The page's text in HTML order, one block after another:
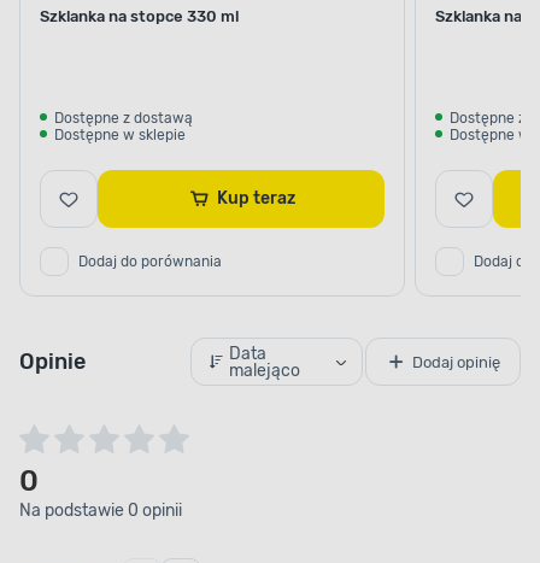
Szklanka na stopce 330 ml
Dostępne z dostawą
Dostępne w sklepie
Kup teraz
Dodaj do porównania
Szklanka na
Dostępne z
Dostępne w
Dodaj do
Opinie
Data
malejąco
Dodaj opinię
0
Na podstawie 0 opinii